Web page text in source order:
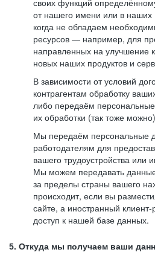
своих функций
от нашего имени или в наших
когда не обладаем
ресурсов — например, для
направленных на улучшение
новых наших продуктов и
В зависимости от условий
контрагентам обработку
либо передаём
их обработки (так тоже
Мы передаём персональные
работодателям для
вашего трудоустройства или
Мы можем передавать данные
за пределы страны вашего
происходит, если вы
сайте, а иностранный
доступ к нашей базе данных.
5. Откуда мы получаем ваши